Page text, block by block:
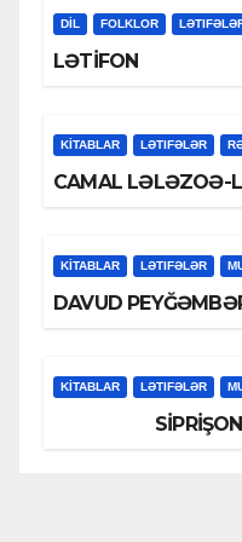
DİL FOLKLOR
LƏTİFON
KİTABLAR LƏTIFƏLƏR
CAMAL LƏLƏZOƏ-
KİTABLAR LƏTIFƏLƏR
DAVUD
KİTABLAR LƏTIFƏLƏR
SİPRİŞON